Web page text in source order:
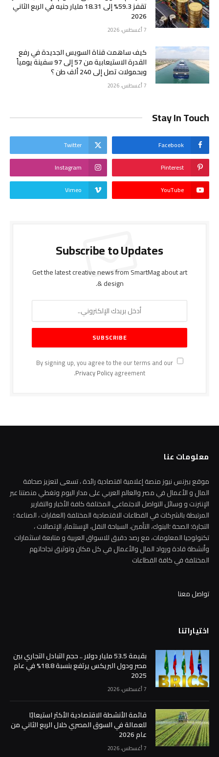
تقفز 59.3% إلى 18.31 مليار جنيه في الربع الثاني
2026
7 أغسطس، 2026
كيف ساهمت قناة السويس الجديدة في رفع
القدرة الاستيعابية من 57 إلى 97 سفينة يومياً
وبحمولات تصل إلى 240 ألف طن ؟
7 أغسطس، 2026
Stay In Touch
Facebook
Twitter
Pinterest
Instagram
YouTube
Vimeo
Subscribe to Updates
Get the latest creative news from SmartMag about art
& design.
By signing up, you agree to the our terms and our
Privacy Policyagreement.
معلومات عنا
موقع بيزنس نيوز منصة إعلامية اقتصادية رائدة ، تسعى لتعزيز صحافة
المال و الأعمال في مصر والعالم العربي على مدار اليوم وتغطي منصتنا عبر
الإنترنت و وسائل التواصل الاجتماعي المختلفة كافة الأخبار والتقارير
المرتبطة بالشركات في القطاعات الاقتصادية المختلفة (العقارات ، الصناعة ؛
التجارة؛ الصحة ؛البنوك، التأمين، السياحة النقل، الإستثمار، الإتصالات ،
تكنولوجيا المعلومات، مع رصد دقيق للاسواق العربية و متابعة استثمارات
وأنشطة قادة ورواد المال والأعمال في كل مكان وتوثيق نجاحاتهم
المختلفة في كافة القطاعات
تواصل معنا
اختياراتنا
بقيمة 53.5 مليار دولار .. حجم التبادل التجاري بين
مصر ودول البريكس يرتفع بنسبة 18.8% في عام
2025
7 أغسطس، 2026
قائمة الأنشطة الاقتصادية الأكثر استيعابًا
للعمالة في السوق المصري خلال الربع الثاني من
عام 2026
7 أغسطس، 2026